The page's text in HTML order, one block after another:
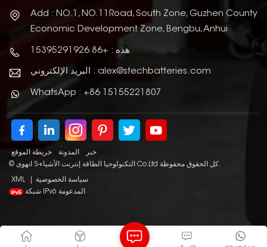
Add : NO.1, NO.11Road, South Zone, Guzhen County
Economic Development Zone, Bengbu, Anhui
هذه : +86 15395291926
البريد الإلكتروني : alex@stechbatteries.com
WhatsApp : +86 15155221807
خريطة الموقع المدونة
خبر
© انهوى S-التكنولوجيا الطاقة إنترنت الأشياء Co.Ltd كل الحقوق محفوظة.
XML
سياسة الخصوصية
شبكة IPv6 المدعومة